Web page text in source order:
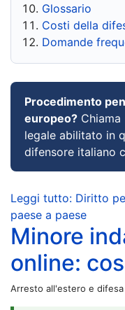
Glossario
Costi della
Domande
Procedimento
europeo? Chiama
legale abilitato in
difensore italiano
Leggi tutto: Diritto
paese a paese
Minore
online:
Arresto all'estero e